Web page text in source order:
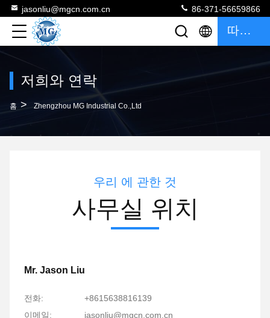
jasonliu@mgcn.com.cn 86-371-56659866
따옴표
저희와 연락
홈 > Zhengzhou MG Industrial Co.,Ltd
우리 에 관한 것
사무실 위치
Mr. Jason Liu
전화:
+8615638816139
이메일:
jasonliu@mgcn.com.cn